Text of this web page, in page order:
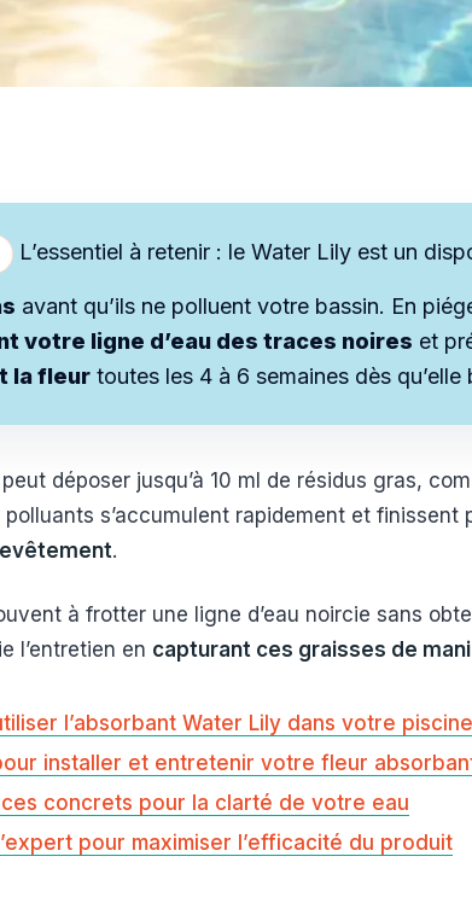
L’essentiel à retenir : le Water Lily est un
avant qu’ils ne polluent votre bassin. En
votre ligne d’eau des traces noires et
la fleur toutes les 4 à 6 semaines dès qu’elle
déposer jusqu’à 10 ml de résidus gras,
s’accumulent rapidement et finissent
.
à frotter une ligne d’eau noircie sans
l’entretien en capturant ces graisses de
l’absorbant Water Lily dans votre
installer et entretenir votre fleur
concrets pour la clarté de votre eau
pour maximiser l’efficacité du produit